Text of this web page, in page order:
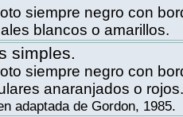
siempre negro con
blancos o amarillos.
simples.
siempre negro con
anaranjados o rojos.
adaptada de Gordon, 1985.